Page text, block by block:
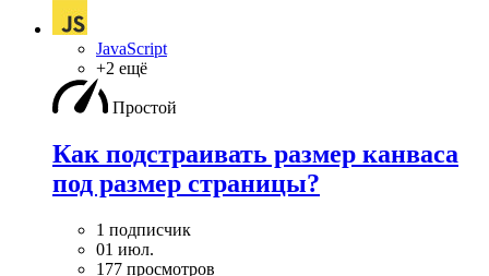
JavaScript
+2 ещё
Простой
Как подстраивать размер канваса
под размер страницы?
1 подписчик
01 июл.
177 просмотров